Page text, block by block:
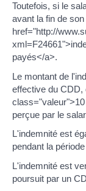
Toutefois, si le
avant la fin de
href="http://
payés</a>.
Le montant de
effective du CDD,
perçue par le
L'indemnité est
pendant la
L'indemnité est
poursuit par un